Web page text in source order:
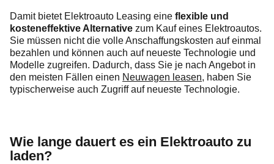
Damit bietet Elektroauto Leasing eine flexible und
kosteneffektive Alternative zum Kauf eines Elektroautos.
Sie müssen nicht die volle Anschaffungskosten auf einmal
bezahlen und können auch auf neueste Technologie und
Modelle zugreifen. Dadurch, dass Sie je nach Angebot in
den meisten Fällen einen Neuwagen leasen, haben Sie
typischerweise auch Zugriff auf neueste Technologie.
Wie lange dauert es ein Elektroauto zu
laden?